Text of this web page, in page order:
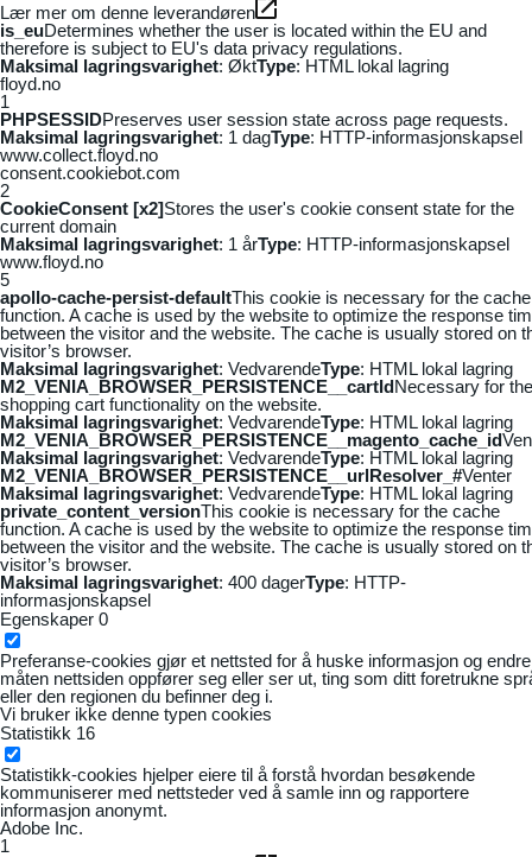
Lær mer om denne leverandøren
is_euDetermines whether the user is located within the EU and
therefore is subject to EU's data privacy regulations.
Maksimal lagringsvarighet: ØktType: HTML lokal lagring
floyd.no
1
PHPSESSIDPreserves user session state across page requests.
Maksimal lagringsvarighet: 1 dagType: HTTP-informasjonskapsel
www.collect.floyd.no
consent.cookiebot.com
2
CookieConsent [x2]Stores the user's cookie consent state for the
current domain
Maksimal lagringsvarighet: 1 årType: HTTP-informasjonskapsel
www.floyd.no
5
apollo-cache-persist-defaultThis cookie is necessary for the cache
function. A cache is used by the website to optimize the response
between the visitor and the website. The cache is usually stored on
visitor’s browser.
Maksimal lagringsvarighet: VedvarendeType: HTML lokal lagring
M2_VENIA_BROWSER_PERSISTENCE__cartIdNecessary for the
shopping cart functionality on the website.
Maksimal lagringsvarighet: VedvarendeType: HTML lokal lagring
M2_VENIA_BROWSER_PERSISTENCE__magento_cache_id
Maksimal lagringsvarighet: VedvarendeType: HTML lokal lagring
M2_VENIA_BROWSER_PERSISTENCE__urlResolver_#Venter
Maksimal lagringsvarighet: VedvarendeType: HTML lokal lagring
private_content_versionThis cookie is necessary for the cache
function. A cache is used by the website to optimize the response
between the visitor and the website. The cache is usually stored on
visitor’s browser.
Maksimal lagringsvarighet: 400 dagerType: HTTP-
informasjonskapsel
Egenskaper 0
Preferanse-cookies gjør et nettsted for å huske informasjon og
måten nettsiden oppfører seg eller ser ut, ting som ditt foretrukne
eller den regionen du befinner deg i.
Vi bruker ikke denne typen cookies
Statistikk 16
Statistikk-cookies hjelper eiere til å forstå hvordan besøkende
kommuniserer med nettsteder ved å samle inn og rapportere
informasjon anonymt.
Adobe Inc.
1